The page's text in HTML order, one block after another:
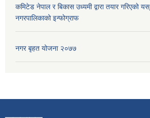
कमिटेड नेपाल र बिकास उध्यमी द्वारा तयार गरिएको यस्
नगरपालिकाको इन्फोग्राफ
नगर बृहत योजना २०७७